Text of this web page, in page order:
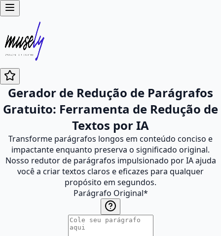
Gerador de Redução de Parágrafos
Gratuito: Ferramenta de Redução de
Textos por IA
Transforme parágrafos longos em conteúdo conciso e
impactante enquanto preserva o significado original.
Nosso redutor de parágrafos impulsionado por IA ajuda
você a criar textos claros e eficazes para qualquer
propósito em segundos.
Parágrafo Original*